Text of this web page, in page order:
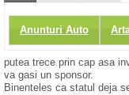
Anunturi Auto
putea trece prin cap asa
va gasi un sponsor.
Binenteles ca statul deja